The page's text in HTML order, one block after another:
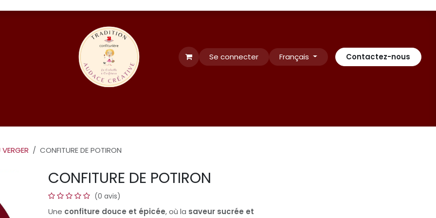
Se connecter Français Contactez-nous
CONFITURE DE POTIRON
CONFITURE DE POTIRON
(0 avis)
Une confiture douce et épicée, où la saveur sucrée et